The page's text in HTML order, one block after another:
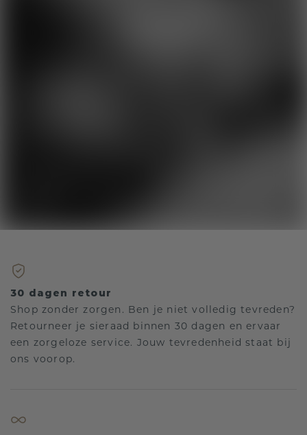
30 dagen retour
Shop zonder zorgen. Ben je niet volledig tevreden?
Retourneer je sieraad binnen 30 dagen en ervaar
een zorgeloze service. Jouw tevredenheid staat bij
ons voorop.